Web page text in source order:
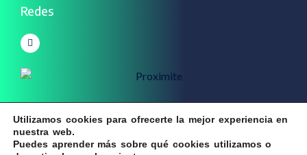
Redes
© All rights Cercania Consultores
Utilizamos cookies para ofrecerte la mejor experiencia en
nuestra web.
Puedes aprender más sobre qué cookies utilizamos o